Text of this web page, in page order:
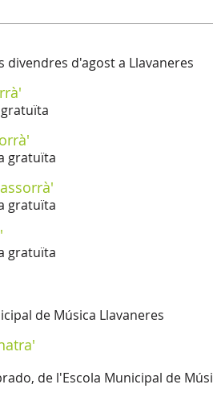
d'agost a Llavaneres
gratuïta
gratuïta
gratuïta
de Música Llavaneres
de l'Escola Municipal de